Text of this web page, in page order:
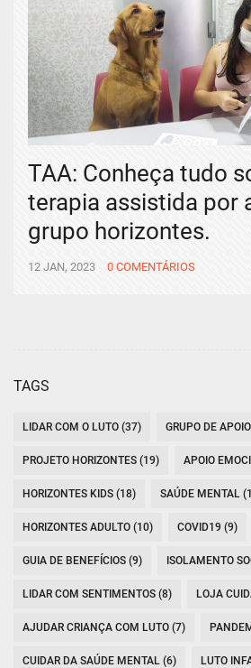
TAA: Conheça tudo
terapia assistida por
grupo horizontes.
12 JAN, 2023 0 COMENTÁRIOS
TAGS
LIDAR COM O LUTO (37) GRUPO DE
PROJETO HORIZONTES (19) APOIO
HORIZONTES KIDS (18) SAÚDE MENTAL
HORIZONTES ADULTO (10) COVID19 (9)
GUIA DE BENEFÍCIOS (9) ISOLAMENTO
LIDAR COM SENTIMENTOS (8) LOJA
AJUDAR CRIANÇA COM LUTO (7)
CUIDAR DA SAÚDE MENTAL (6) LUTO